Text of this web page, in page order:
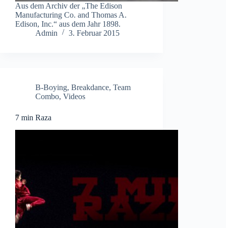
Aus dem Archiv der „The Edison
Manufacturing Co. and Thomas A.
Edison, Inc.“ aus dem Jahr 1898.
Admin
3. Februar 2015
B-Boying, Breakdance, Team
Combo, Videos
7 min Raza